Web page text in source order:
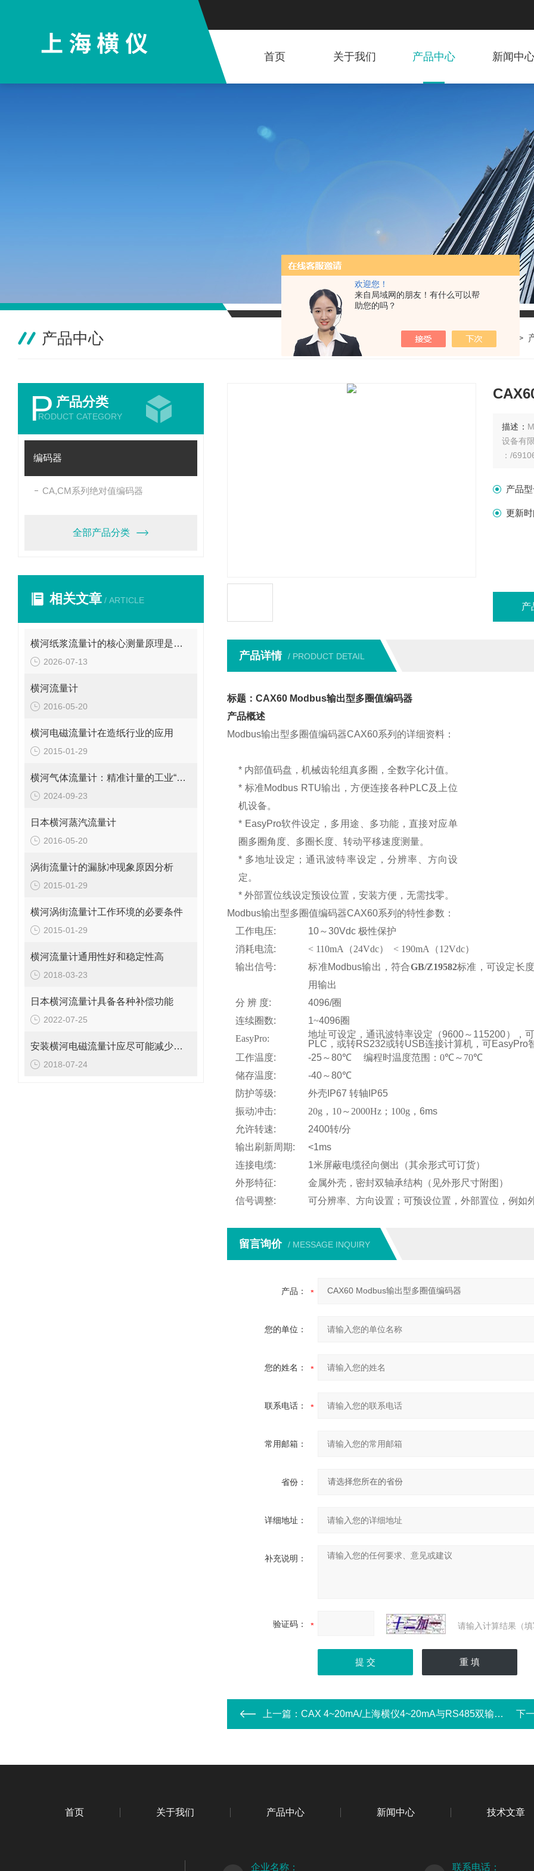
欢迎您！
来自局域网的朋友！有什么可以帮
助您的吗？
首页 关于我们 产品中心 新闻中
产品中心 我的位置： >
P 产品分类
RODUCT CATEGORY
编码器
CA,CM系列绝对值编码器
全部产品分类
相关文章 / ARTICLE
横河纸浆流量计的核心测量原理是什么？
2026-07-13
横河流量计
2016-05-20
横河电磁流量计在造纸行业的应用
2015-01-29
横河气体流量计：精准计量的工业“气流导师”
2024-09-23
日本横河蒸汽流量计
2016-05-20
涡街流量计的漏脉冲现象原因分析
2015-01-29
横河涡街流量计工作环境的必要条件
2015-01-29
横河流量计通用性好和稳定性高
2018-03-23
日本横河流量计具备各种补偿功能
2022-07-25
安装横河电磁流量计应尽可能减少弯管对测量准确性的影响
2018-07-24
描述：
设备有
：/
产品
更新
产
产品详情 / PRODUCT DETAIL
标题：CAX60 Modbus输出型多圈值编码器
产品概述
Modbus输出型多圈值编码器CAX60系列的详细资料：
* 内部值码盘，机械齿轮组真多圈，全数字化计值。
* 标准Modbus RTU输出，方便连接各种 PLC及上位
机设备。
* EasyPro软件设定，多用途、多功能，直接对应单
圈多圈角度、多圈长度、转动平移速度测量。
* 多地址设定 ；通讯波特率设定，分辨率、方向设
定。
*外部置位线设定预设位置，安装方便，无需找零。
Modbus输出型多圈值编码器CAX60系列的特性参数：
工作电压: 10～30Vdc极性保护
消耗电流: < 110mA （24Vdc） < 190mA （12Vdc）
输出信号: 标准Modbus输出，符合GB/Z19582标准，可设定长
用输出
分 辨 度: 4096/圈
连续圈数: 1~4096圈
EasyPro:
地址可设定，通讯波特率设定（9600～ 115200），可
PLC ，或转RS232或转USB连接计算机，可EasyPro
工作温度: -25～80℃ 编程时温度范围：0℃～ 70℃
储存温度: -40～80℃
防护等级: 外壳 IP67转轴 IP65
振动冲击: 20g ， 10～ 2000Hz ； 100g ，6ms
允许转速: 2400转/分
输出刷新周期:
<1ms
连接电缆: 1米屏蔽电缆径向侧出（其余形式可订货）
外形特征: 金属外壳，密封双轴承结构 （ 见外形尺寸附图 ）
信号调整: 可分辨率、方向设置；可预设位置，外部置位，例如
留言询价 / MESSAGE INQUIRY
产品：
您的单位：
您的姓名：
联系电话：
常用邮箱：
省份：
详细地址：
补充说明：
验证码： 请输入计算结果（
上一篇： CAX 4~20mA/上海横仪4~20mA与RS485双输出值编码器上海横仪4~20mA与RS485双输出值编码器/上海横仪4~20mA与RS485双输出值编码 下
首页 关于我们 产品中心 新闻中心 技术文章
企业名称： 联系电话：